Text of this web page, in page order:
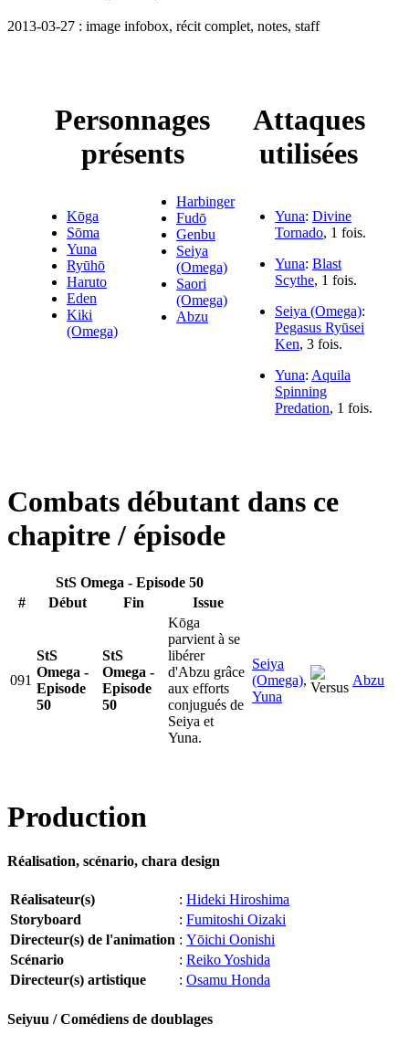
2013-03-27 : image infobox, récit complet, notes, staff
Personnages
présents
Attaques
utilisées
Kōga
Sōma
Yuna
Ryūhō
Haruto
Eden
Kiki
(Omega)
Harbinger
Fudō
Genbu
Seiya
(Omega)
Saori
(Omega)
Abzu
Yuna: Divine
Tornado, 1 fois.
Yuna: Blast
Scythe, 1 fois.
Seiya (Omega):
Pegasus Ryūsei
Ken, 3 fois.
Yuna: Aquila
Spinning
Predation, 1 fois.
Combats débutant dans ce
chapitre / épisode
StS Omega - Episode 50
#
Début Fin Issue
091
StS
Omega -
Episode
50
StS
Omega -
Episode
50
Kōga
parvient à se
libérer
d'Abzu grâce
aux efforts
conjugués de
Seiya et
Yuna.
Seiya
(Omega),
Yuna
Abzu
Production
Réalisation, scénario, chara design
Réalisateur(s) : Hideki Hiroshima
Storyboard
: Fumitoshi Oizaki
Directeur(s) de l'animation : Yōichi Oonishi
Scénario
: Reiko Yoshida
Directeur(s) artistique
: Osamu Honda
Seiyuu / Comédiens de doublages